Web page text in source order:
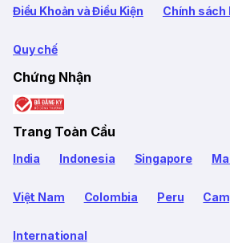
Điều Khoản và Điều Kiện Chính sách
Quy chế
Chứng Nhận
Trang Toàn Cầu
India Indonesia Singapore
Việt Nam Colombia Peru
International